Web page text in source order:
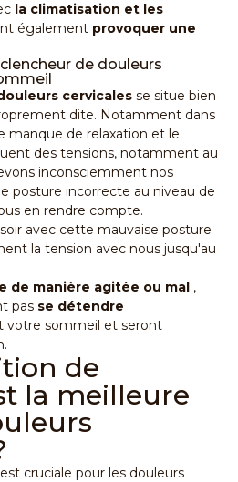
la climatisation et les
également provoquer une
de douleurs
cervicales se situe bien
dite. Notamment dans
manque de relaxation et le
des tensions, notamment au
inconsciemment nos
posture incorrecte au niveau de
en rendre compte.
avec cette mauvaise posture
la tension avec nous jusqu'au
de manière agitée ou mal ,
pas se détendre
votre sommeil et seront
de
la meilleure
cruciale pour les douleurs